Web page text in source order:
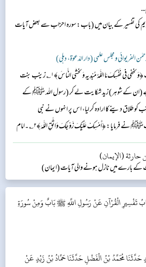
تفسیر کے بیان میں(باب: سورہ احزاب سے بعض آیات
. انس ؓ کہتے ہیں: آیت ﴿وَتُخْفِي فِي نَفْسِكَ مَا اللَّهُ مُبْدِيهِ وَتَخْشَى النَّاسَ﴾۱؎ زینب بنت
(ان کے شوہر) زید شکایت لے کر (رسول اللہ ﷺ کے
طلاق دینے کا ارادہ کر لیا، اس پر انہوں نے نبی
اکرمﷺسے مشورہ لیا تو آپﷺ نے فرمایا: ﴿أَمْسِكْ عَلَيْكَ زَوْجَكَ وَاتَّقِ اللَّهَ﴾۲؎۔امام
ہے۔...
حارثة (الإيمان)
بارے میں نازل ہونے والی آیات (ایمان)
تَفْسِيرِ الْقُرْآنِ عَنْ رَسُولِ اللَّهِ ﷺبَابٌ وَمِنْ سُورَةِ
حَدَّثَنَا مُحَمَّدُ بْنُ الْفَضْلِ حَدَّثَنَا حَمَّادُ بْنُ زَيْدٍ عَنْ